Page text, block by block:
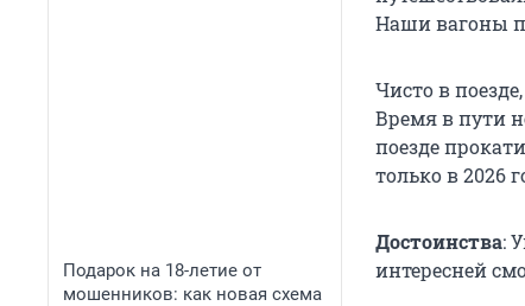
Подарок на 18-летие от
мошенников: как новая схема
Наши вагоны
Чисто в
Время в пути
поезде
только в 2026
Достоинства:
интересней